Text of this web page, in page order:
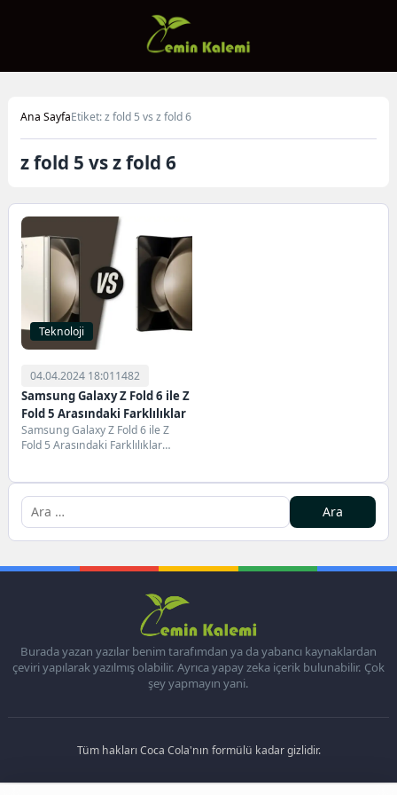
Ana SayfaEtiket: z fold 5 vs z fold 6
z fold 5 vs z fold 6
Teknoloji
04.04.2024 18:011482
Samsung Galaxy Z Fold 6 ile Z
Fold 5 Arasındaki Farklılıklar
Samsung Galaxy Z Fold 6 ile Z
Fold 5 Arasındaki Farklılıklar
Burada yazan yazılar benim tarafımdan ya da yabancı kaynaklardan
çeviri yapılarak yazılmış olabilir. Ayrıca yapay zeka içerik bulunabilir. Çok
şey yapmayın yani.
Tüm hakları Coca Cola'nın formülü kadar gizlidir.